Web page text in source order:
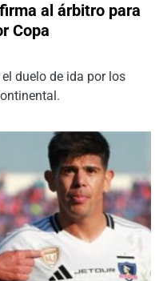
al árbitro para
Copa
duelo de ida por los